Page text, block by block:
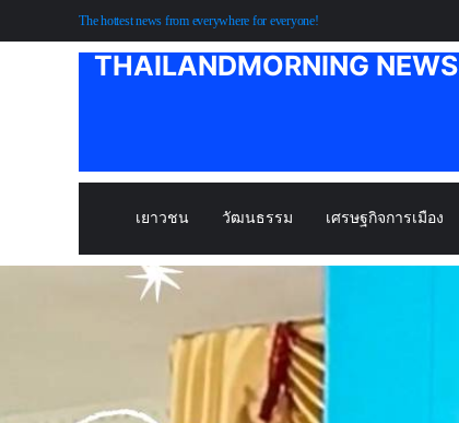
The hottest news from everywhere for everyone!
THAILANDMORNING NEWS
เยาวชน วัฒนธรรม เศรษฐกิจการเมือง